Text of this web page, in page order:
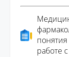
работе